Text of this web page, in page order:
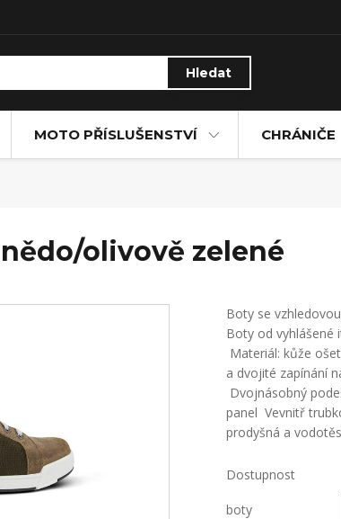
Hledat
MOTO PŘÍSLUŠENSTVÍ CHRÁNIČE
olivově zelené
Boty se
Boty od vyhlášené
Materiál: kůže
a dvojité zapínání
Dvojnásobný
panel Vevnitř
prodyšná a
Dostupnost
boty